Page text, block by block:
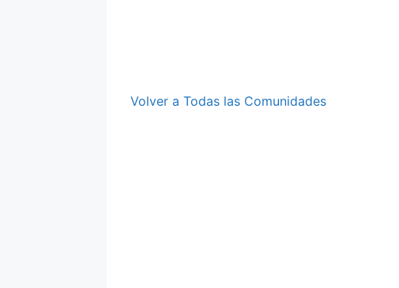
Volver a Todas las Comunidades